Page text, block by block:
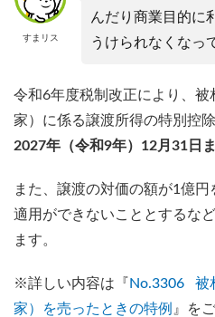
すまリス
んだり商業目的に
うけられなくなっ
令和6年度税制改正により、被
家）に係る譲渡所得の特別控除
2027年（令和9年）12月31日
また、譲渡の対価の額が1億
適用ができないこととするな
ます。
※詳しい内容は『 No.3306 被
家）を売ったときの特例 』を